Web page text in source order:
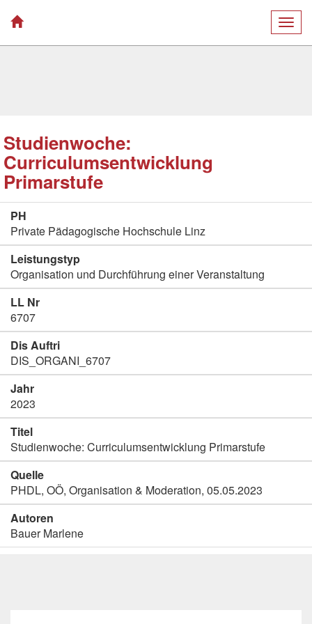
Studienwoche:
Curriculumsentwicklung
Primarstufe
PH
Private Pädagogische Hochschule Linz
Leistungstyp
Organisation und Durchführung einer Veranstaltung
LL Nr
6707
Dis Auftri
DIS_ORGANI_6707
Jahr
2023
Titel
Studienwoche: Curriculumsentwicklung Primarstufe
Quelle
PHDL, OÖ, Organisation & Moderation, 05.05.2023
Autoren
Bauer Marlene